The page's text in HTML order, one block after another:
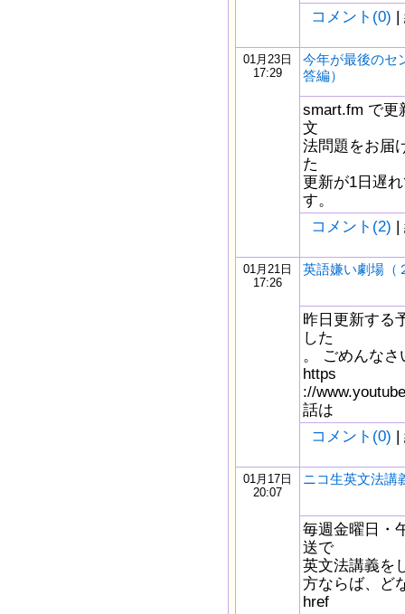
コメント(0) |
01月23日
17:29
今年が最後のセ
答編）
smart.fm で更
文
法問題をお届
た
更新が1日遅
す。
コメント(2) |
01月21日
17:26
英語嫌い劇場（
昨日更新する
した
。 ごめんなさ
https
://
話は
コメント(0) |
01月17日
20:07
ニコ生英文法講
毎週金曜日・
送で
英文法講義を
方ならば、ど
href